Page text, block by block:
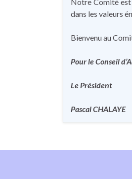
dans les valeurs
Bienvenu au
Pour le Conseil
Le Président
Pascal CHALAYE